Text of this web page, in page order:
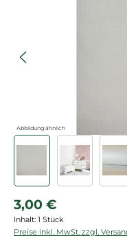
Abbildung ähnlich
Regulärer Preis:
3,00 €
Inhalt: 1 Stück
Preise inkl. MwSt. zzgl.